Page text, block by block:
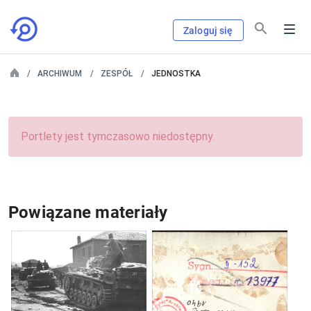
Zaloguj się
ARCHIWUM ZESPÓŁ JEDNOSTKA
Portlety jest tymczasowo niedostępny.
Powiązane materiały